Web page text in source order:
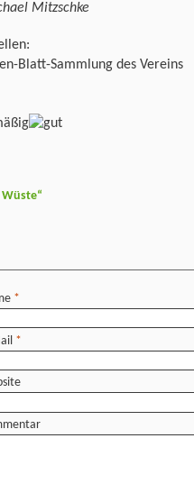
Mitzschke
Blatt-Sammlung des Vereins
*
*